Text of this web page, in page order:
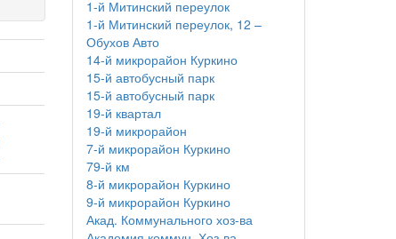
1-й Митинский переулок
1-й Митинский переулок, 12 –
Обухов Авто
14-й микрорайон Куркино
15-й автобусный парк
15-й автобусный парк
19-й квартал
19-й микрорайон
7-й микрорайон Куркино
79-й км
8-й микрорайон Куркино
9-й микрорайон Куркино
Акад. Коммунального хоз-ва